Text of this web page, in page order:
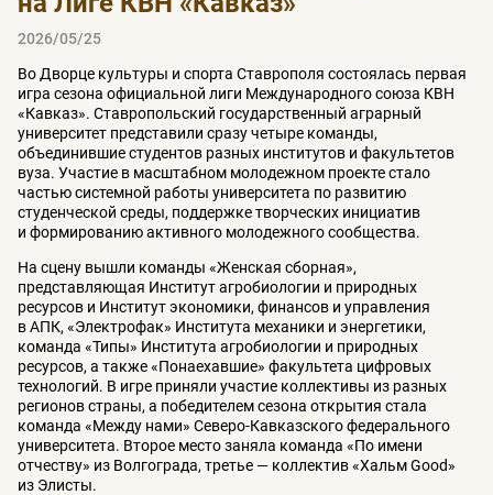
2026/05/25
Во Дворце культуры и спорта Ставрополя состоялась первая
игра сезона официальной лиги Международного союза КВН
«Кавказ». Ставропольский государственный аграрный
университет представили сразу четыре команды,
объединившие студентов разных институтов и факультетов
вуза. Участие в масштабном молодежном проекте стало
частью системной работы университета по развитию
студенческой среды, поддержке творческих инициатив
и формированию активного молодежного сообщества.
На сцену вышли команды «Женская сборная»,
представляющая Институт агробиологии и природных
ресурсов и Институт экономики, финансов и управления
в АПК, «Электрофак» Института механики и энергетики,
команда «Типы» Института агробиологии и природных
ресурсов, а также «Понаехавшие» факультета цифровых
технологий. В игре приняли участие коллективы из разных
регионов страны, а победителем сезона открытия стала
команда «Между нами» Северо-Кавказского федерального
университета. Второе место заняла команда «По имени
отчеству» из Волгограда, третье — коллектив «Хальм Good»
из Элисты.